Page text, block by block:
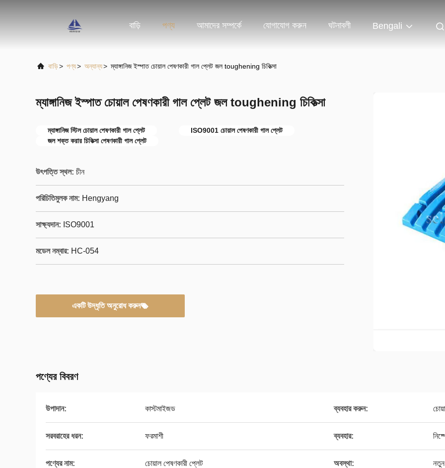
বাড়ি পণ্য আমাদের সম্পর্কে যোগাযোগ করুন ঘটনাবলী Bengali
বাড়ি> পণ্য> অন্যান্য> ম্যাঙ্গানিজ ইস্পাত চোয়াল পেষণকারী গাল প্লেট জল toughening চিকিত্সা
ম্যাঙ্গানিজ ইস্পাত চোয়াল পেষণকারী গাল প্লেট জল toughening চিকিত্সা
ম্যাঙ্গানিজ স্টিল চোয়াল পেষণকারী গাল প্লেট
ISO9001 চোয়াল পেষণকারী গাল প্লেট
জল শক্ত করার চিকিত্সা পেষণকারী গাল প্লেট
উৎপত্তি স্থল: চীন
পরিচিতিমুলক নাম: Hengyang
সাক্ষ্যদান: ISO9001
মডেল নম্বার: HC-054
একটি উদ্ধৃতি অনুরোধ করুন
পণ্যের বিবরণ
উপাদান: কাস্টমাইজড ব্যবহার করুন:
সরবরাহের ধরন: ফরমাশী ব্যবহার:
পণ্যের নাম: চোয়াল পেষণকারী প্লেট অবস্থা: নতুন